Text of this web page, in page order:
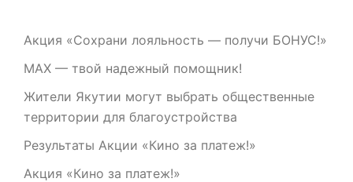
Акция «Сохрани лояльность — получи БОНУС!»
МАХ — твой надежный помощник!
Жители Якутии могут выбрать общественные
территории для благоустройства
Результаты Акции «Кино за платеж!»
Акция «Кино за платеж!»